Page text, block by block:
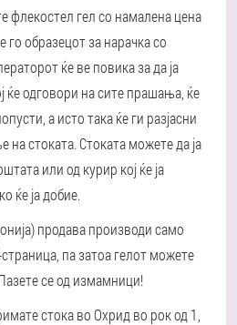
флекостел гел со намалена цена
образецот за нарачка со
ќе ве повика за да ја
ќе одговори на сите прашања, ќе
а исто така ќе ги разјасни
на стоката. Стоката можете да ја
или од курир кој ќе ја
ќе ја добие.
продава производи само
па затоа гелот можете
се од измамници!
стока во Охрид во рок од 1,